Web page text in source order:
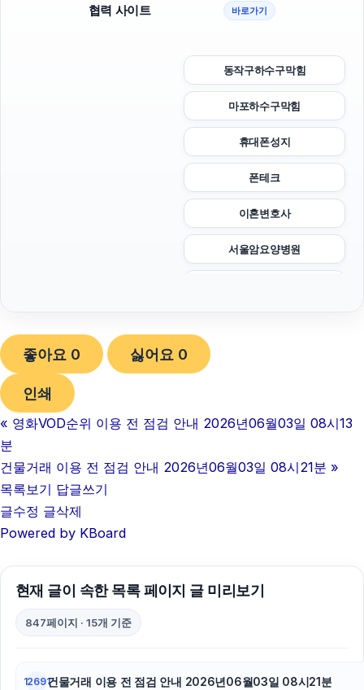
협력 사이트 바로가기
동작구하수구막힘
마포하수구막힘
휴대폰성지
폰테크
이혼변호사
서울암요양병원
이혼전문변호사
하남하수구막힘
부산흥신소
폰테크
좋아요 0 싫어요 0
인쇄
« 영화VOD순위 이용 전 점검 안내 2026년06월03일 08시13
분
건물거래 이용 전 점검 안내 2026년06월03일 08시21분 »
목록보기 답글쓰기
글수정 글삭제
Powered by KBoard
현재 글이 속한 목록 페이지 글 미리보기
847페이지 · 15개 기준
12691건물거래 이용 전 점검 안내 2026년06월03일 08시21분